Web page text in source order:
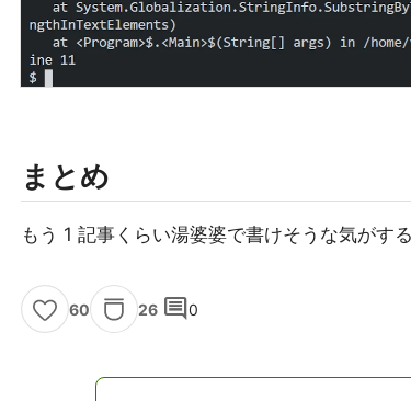
まとめ
もう 1 記事くらい湯婆婆で書けそうな気がする
60 26 comment0